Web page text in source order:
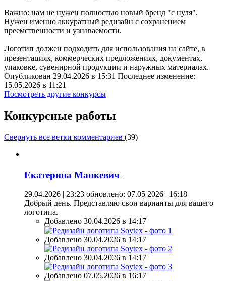
Важно: нам не нужен полностью новый бренд "с нуля".
Нужен именно аккуратный редизайн с сохранением
преемственности и узнаваемости.
Логотип должен подходить для использования на сайте, в
презентациях, коммерческих предложениях, документах,
упаковке, сувенирной продукции и наружных материалах.
Опубликован 29.04.2026 в 15:31 Последнее изменение:
15.05.2026 в 11:21
Посмотреть другие конкурсы
Конкурсные работы
Свернуть все ветки комментариев (39)
Екатерина Манкевич
29.04.2026 | 23:23 обновлено: 07.05 2026 | 16:18
Добрый день. Представляю свои варианты для вашего
логотипа.
Добавлено 30.04.2026 в 14:17
Добавлено 30.04.2026 в 14:17
Добавлено 30.04.2026 в 14:17
Добавлено 07.05.2026 в 16:17